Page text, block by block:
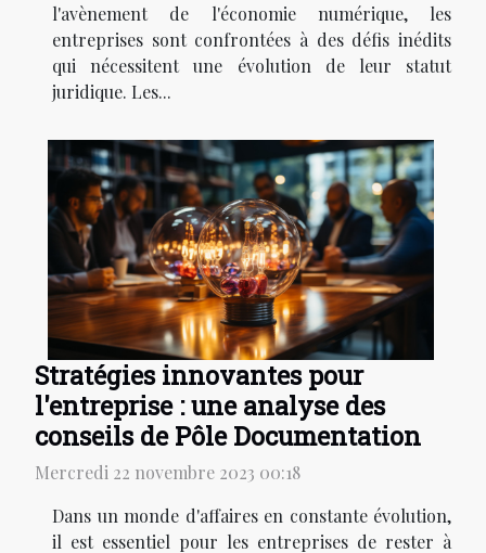
l'avènement de l'économie numérique, les
entreprises sont confrontées à des défis inédits
qui nécessitent une évolution de leur statut
juridique. Les...
Stratégies innovantes pour
l'entreprise : une analyse des
conseils de Pôle Documentation
Mercredi 22 novembre 2023 00:18
Dans un monde d'affaires en constante évolution,
il est essentiel pour les entreprises de rester à